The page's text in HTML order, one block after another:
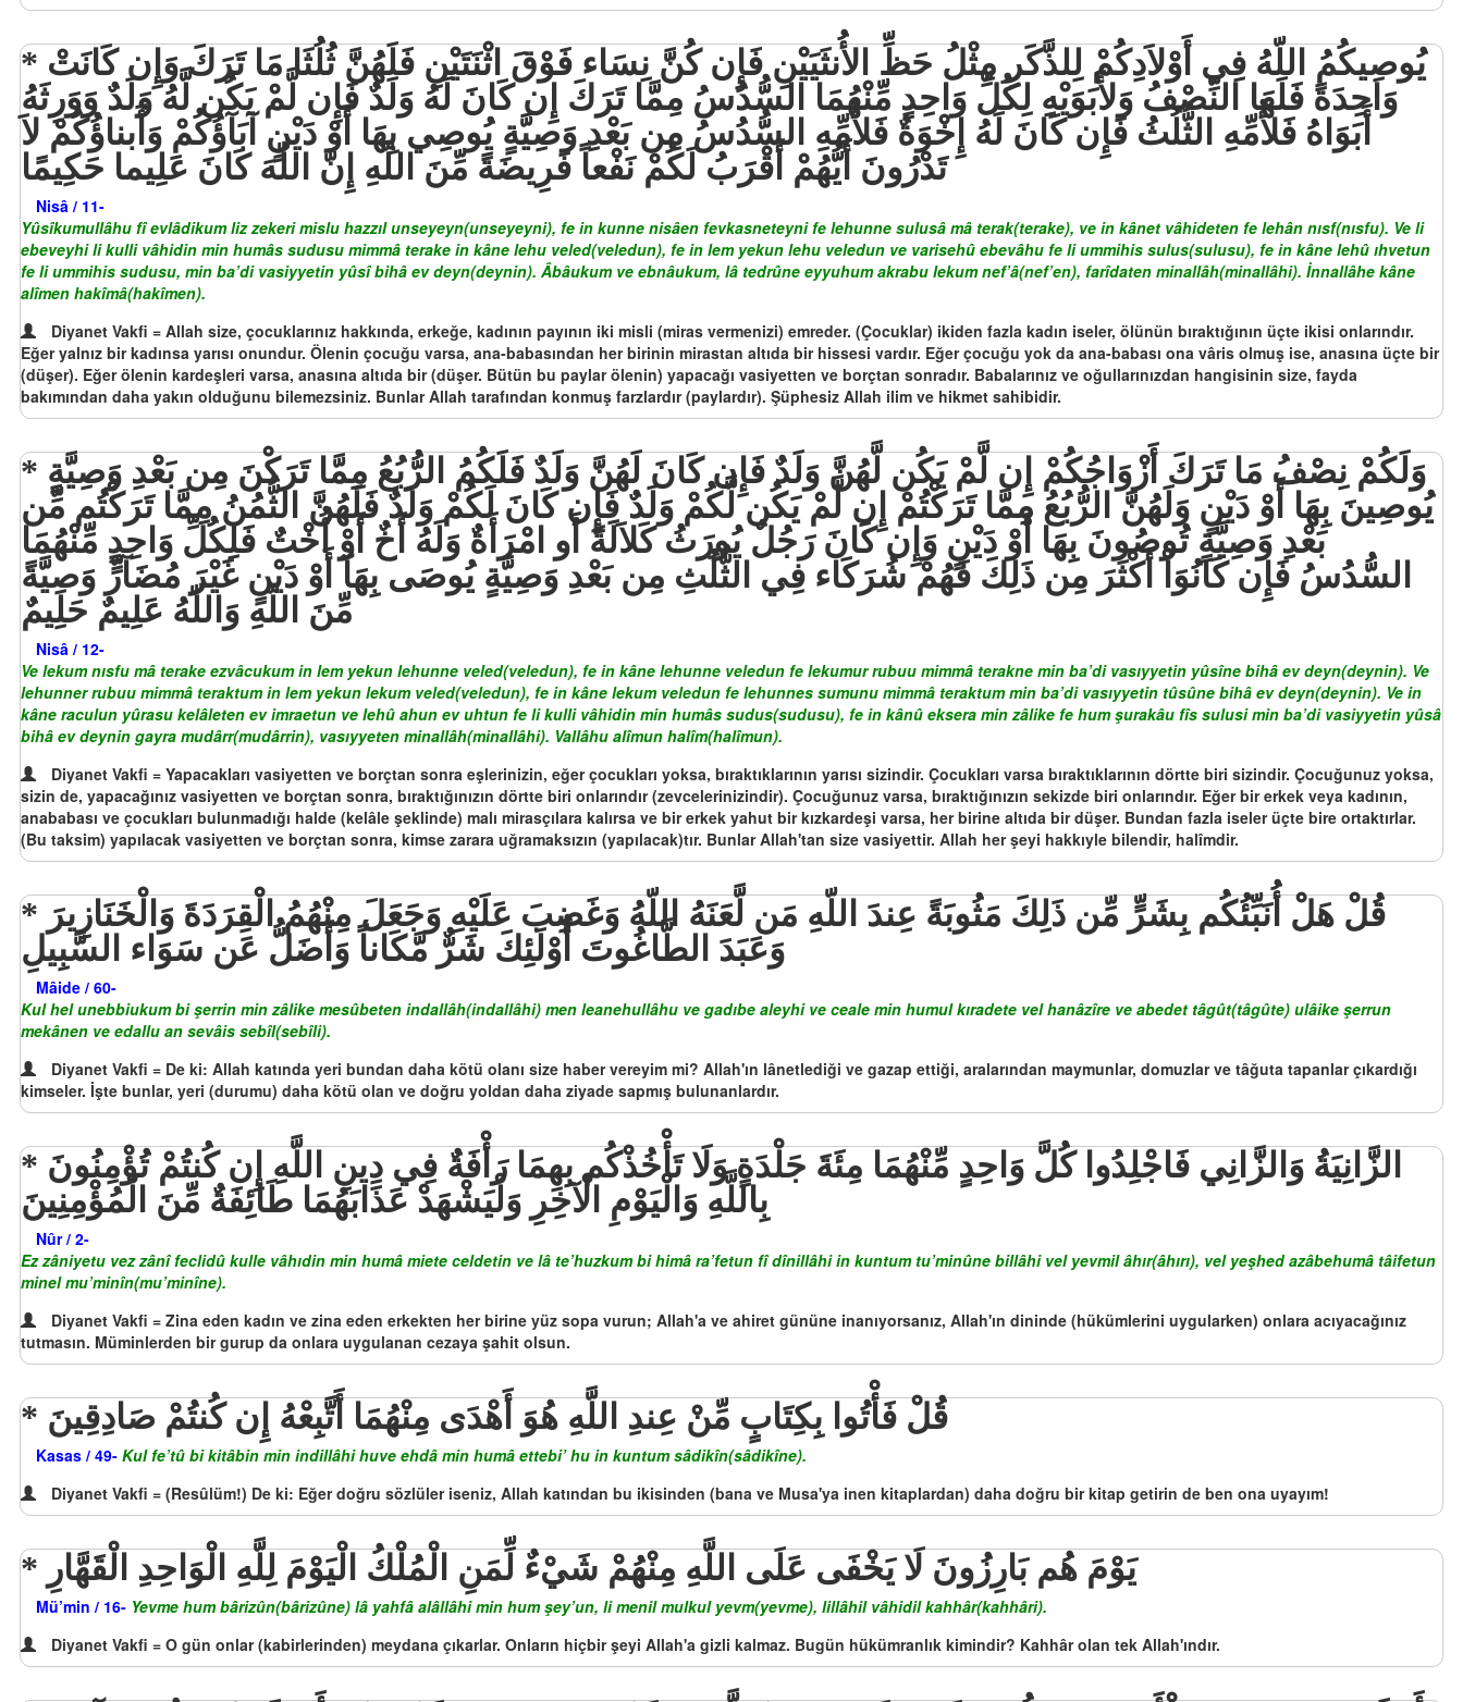
وَاحِدَةً فَلَهَا النِّصْفُ وَلأَبَوَيْهِ لِكُلِّ وَاحِدٍ مِّنْهُمَا السُّدُسُ مِمَّا تَرَكَ إِن كَانَ لَهُ وَلَدٌ فَإِن لَّمْ يَكُن لَّهُ وَلَدٌ وَوَرِثَهُ
أَبَوَاهُ فَلأُمِّهِ الثُّلُثُ فَإِن كَانَ لَهُ إِخْوَةٌ فَلأُمِّهِ السُّدُسُ مِن بَعْدِ وَصِيَّةٍ يُوصِي بِهَا أَوْ دَيْنٍ آبَآؤُكُمْ وَأَبناؤُكُمْ لاَ
تَدْرُونَ أَيُّهُمْ أَقْرَبُ لَكُمْ نَفْعاً فَرِيضَةً مِّنَ اللّهِ إِنَّ اللّهَ كَانَ عَلِيما حَكِيمًا
Nisâ / 11-
Yûsîkumullâhu fî evlâdikum liz zekeri mislu hazzıl unseyeyn(unseyeyni), fe in kunne nisâen fevkasneteyni fe lehunne sulusâ mâ terak(terake), ve in kânet vâhideten fe lehân nısf(nısfu). Ve li
ebeveyhi li kulli vâhidin min humâs sudusu mimmâ terake in kâne lehu veled(veledun), fe in lem yekun lehu veledun ve varisehû ebevâhu fe li ummihis sulus(sulusu), fe in kâne lehû ıhvetun
fe li ummihis sudusu, min ba’di vasiyyetin yûsî bihâ ev deyn(deynin). Âbâukum ve ebnâukum, lâ tedrûne eyyuhum akrabu lekum nef’â(nef’en), farîdaten minallâh(minallâhi). İnnallâhe kâne
alîmen hakîmâ(hakîmen).
Diyanet Vakfi = Allah size, çocuklarınız hakkında, erkeğe, kadının payının iki misli (miras vermenizi) emreder. (Çocuklar) ikiden fazla kadın iseler, ölünün bıraktığının üçte ikisi onlarındır.
Eğer yalnız bir kadınsa yarısı onundur. Ölenin çocuğu varsa, ana-babasından her birinin mirastan altıda bir hissesi vardır. Eğer çocuğu yok da ana-babası ona vâris olmuş ise, anasına üçte bir
(düşer). Eğer ölenin kardeşleri varsa, anasına altıda bir (düşer. Bütün bu paylar ölenin) yapacağı vasiyetten ve borçtan sonradır. Babalarınız ve oğullarınızdan hangisinin size, fayda
bakımından daha yakın olduğunu bilemezsiniz. Bunlar Allah tarafından konmuş farzlardır (paylardır). Şüphesiz Allah ilim ve hikmet sahibidir.
يُوصِينَ بِهَا أَوْ دَيْنٍ وَلَهُنَّ الرُّبُعُ مِمَّا تَرَكْتُمْ إِن لَّمْ يَكُن لَّكُمْ وَلَدٌ فَإِن كَانَ لَكُمْ وَلَدٌ فَلَهُنَّ الثُّمُنُ مِمَّا تَرَكْتُم مِّن
بَعْدِ وَصِيَّةٍ تُوصُونَ بِهَا أَوْ دَيْنٍ وَإِن كَانَ رَجُلٌ يُورَثُ كَلاَلَةً أَو امْرَأَةٌ وَلَهُ أَخٌ أَوْ أُخْتٌ فَلِكُلِّ وَاحِدٍ مِّنْهُمَا
السُّدُسُ فَإِن كَانُوَاْ أَكْثَرَ مِن ذَلِكَ فَهُمْ شُرَكَاء فِي الثُّلُثِ مِن بَعْدِ وَصِيَّةٍ يُوصَى بِهَآ أَوْ دَيْنٍ غَيْرَ مُضَآرٍّ وَصِيَّةً
مِّنَ اللّهِ وَاللّهُ عَلِيمٌ حَلِيمٌ
Nisâ / 12-
Ve lekum nısfu mâ terake ezvâcukum in lem yekun lehunne veled(veledun), fe in kâne lehunne veledun fe lekumur rubuu mimmâ terakne min ba’di vasıyyetin yûsîne bihâ ev deyn(deynin). Ve
lehunner rubuu mimmâ teraktum in lem yekun lekum veled(veledun), fe in kâne lekum veledun fe lehunnes sumunu mimmâ teraktum min ba’di vasıyyetin tûsûne bihâ ev deyn(deynin). Ve in
kâne raculun yûrasu kelâleten ev imraetun ve lehû ahun ev uhtun fe li kulli vâhidin min humâs sudus(sudusu), fe in kânû eksera min zâlike fe hum şurakâu fîs sulusi min ba’di vasiyyetin yûsâ
bihâ ev deynin gayra mudârr(mudârrin), vasıyyeten minallâh(minallâhi). Vallâhu alîmun halîm(halîmun).
Diyanet Vakfi = Yapacakları vasiyetten ve borçtan sonra eşlerinizin, eğer çocukları yoksa, bıraktıklarının yarısı sizindir. Çocukları varsa bıraktıklarının dörtte biri sizindir. Çocuğunuz yoksa,
sizin de, yapacağınız vasiyetten ve borçtan sonra, bıraktığınızın dörtte biri onlarındır (zevcelerinizindir). Çocuğunuz varsa, bıraktığınızın sekizde biri onlarındır. Eğer bir erkek veya kadının,
anababası ve çocukları bulunmadığı halde (kelâle şeklinde) malı mirasçılara kalırsa ve bir erkek yahut bir kızkardeşi varsa, her birine altıda bir düşer. Bundan fazla iseler üçte bire ortaktırlar.
(Bu taksim) yapılacak vasiyetten ve borçtan sonra, kimse zarara uğramaksızın (yapılacak)tır. Bunlar Allah'tan size vasiyettir. Allah her şeyi hakkıyle bilendir, halîmdir.
وَعَبَدَ الطَّاغُوتَ أُوْلَئِكَ شَرٌّ مَّكَاناً وَأَضَلُّ عَن سَوَاء السَّبِيلِ
Mâide / 60-
Kul hel unebbiukum bi şerrin min zâlike mesûbeten indallâh(indallâhi) men leanehullâhu ve gadıbe aleyhi ve ceale min humul kıradete vel hanâzîre ve abedet tâgût(tâgûte) ulâike şerrun
mekânen ve edallu an sevâis sebîl(sebîli).
Diyanet Vakfi = De ki: Allah katında yeri bundan daha kötü olanı size haber vereyim mi? Allah'ın lânetlediği ve gazap ettiği, aralarından maymunlar, domuzlar ve tâğuta tapanlar çıkardığı
kimseler. İşte bunlar, yeri (durumu) daha kötü olan ve doğru yoldan daha ziyade sapmış bulunanlardır.
بِاللَّهِ وَالْيَوْمِ الْآخِرِ وَلْيَشْهَدْ عَذَابَهُمَا طَائِفَةٌ مِّنَ الْمُؤْمِنِينَ
Nûr / 2-
Ez zâniyetu vez zânî feclidû kulle vâhıdin min humâ miete celdetin ve lâ te’huzkum bi himâ ra’fetun fî dînillâhi in kuntum tu’minûne billâhi vel yevmil âhır(âhırı), vel yeşhed azâbehumâ tâifetun
minel mu’minîn(mu’minîne).
Diyanet Vakfi = Zina eden kadın ve zina eden erkekten her birine yüz sopa vurun; Allah'a ve ahiret gününe inanıyorsanız, Allah'ın dininde (hükümlerini uygularken) onlara acıyacağınız
tutmasın. Müminlerden bir gurup da onlara uygulanan cezaya şahit olsun.
قُلْ فَأْتُوا بِكِتَابٍ مِّنْ عِندِ اللَّهِ هُوَ أَهْدَى مِنْهُمَا أَتَّبِعْهُ إِن كُنتُمْ صَادِقِينَ
Kasas / 49- Kul fe’tû bi kitâbin min indillâhi huve ehdâ min humâ ettebi’ hu in kuntum sâdikîn(sâdikîne).
Diyanet Vakfi = (Resûlüm!) De ki: Eğer doğru sözlüler iseniz, Allah katından bu ikisinden (bana ve Musa'ya inen kitaplardan) daha doğru bir kitap getirin de ben ona uyayım!
يَوْمَ هُم بَارِزُونَ لَا يَخْفَى عَلَى اللَّهِ مِنْهُمْ شَيْءٌ لِّمَنِ الْمُلْكُ الْيَوْمَ لِلَّهِ الْوَاحِدِ الْقَهَّارِ
Mü’min / 16- Yevme hum bârizûn(bârizûne) lâ yahfâ alâllâhi min hum şey’un, li menil mulkul yevm(yevme), lillâhil vâhidil kahhâr(kahhâri).
Diyanet Vakfi = O gün onlar (kabirlerinden) meydana çıkarlar. Onların hiçbir şeyi Allah'a gizli kalmaz. Bugün hükümranlık kimindir? Kahhâr olan tek Allah'ındır.